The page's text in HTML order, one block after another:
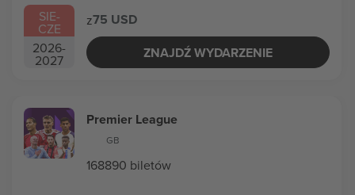
SIE-
CZE
2026-
2027
z75 USD
ZNAJDŹ WYDARZENIE
Premier League
GB
168890 biletów